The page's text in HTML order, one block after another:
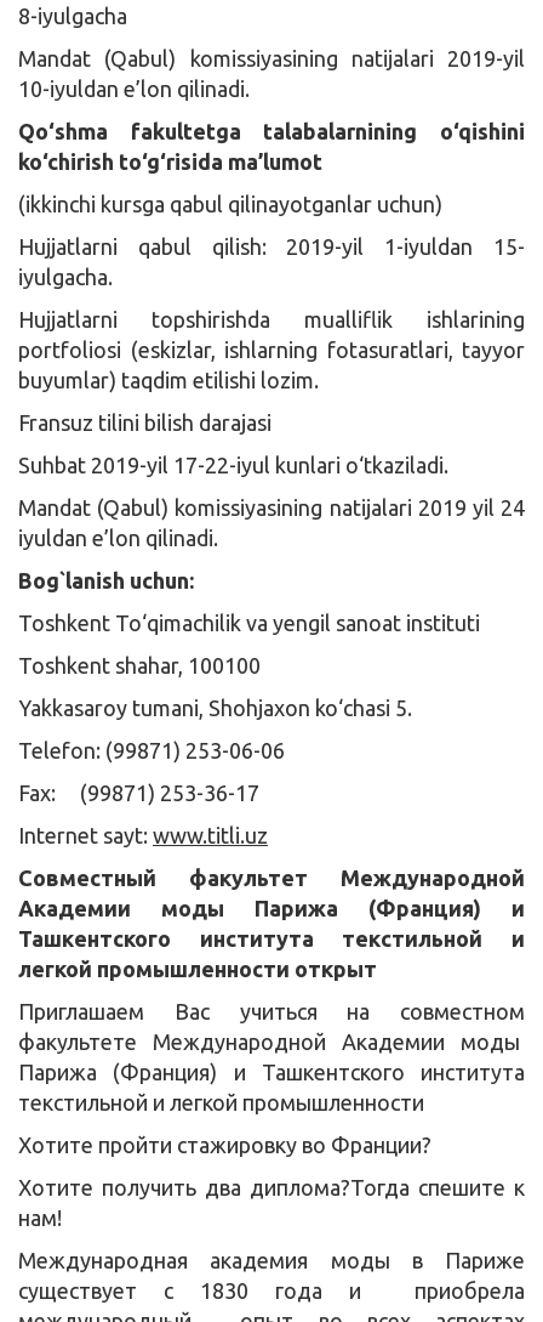
8-iyulgacha
Mandat (Qabul) komissiyasining natijalari 2019-yil
10-iyuldan e’lon qilinadi.
Qo‘shma fakultetga talabalarnining o‘qishini
ko‘chirish to‘g‘risida ma’lumot
(ikkinchi kursga qabul qilinayotganlar uchun)
Hujjatlarni qabul qilish: 2019-yil 1-iyuldan 15-
iyulgacha.
Hujjatlarni topshirishda mualliflik ishlarining
portfoliosi (eskizlar, ishlarning fotasuratlari, tayyor
buyumlar) taqdim etilishi lozim.
Fransuz tilini bilish darajasi
Suhbat 2019-yil 17-22-iyul kunlari o‘tkaziladi.
Mandat (Qabul) komissiyasining natijalari 2019 yil 24
iyuldan e’lon qilinadi.
Bog`lanish uchun:
Toshkent To‘qimachilik va yengil sanoat instituti
Toshkent shahar, 100100
Yakkasaroy tumani, Shohjaxon ko‘chasi 5.
Telefon: (99871) 253-06-06
Fax: (99871) 253-36-17
Internet sayt: www.titli.uz
Совместный факультет Международной
Академии моды Парижа (Франция) и
Ташкентского института текстильной и
легкой промышленности открыт
Приглашаем Вас учиться на совместном
факультете Международной Академии моды
Парижа (Франция) и Ташкентского института
текстильной и легкой промышленности
Хотите пройти стажировку во Франции?
Хотите получить два диплома?Тогда спешите к
нам!
Международная академия моды в Париже
существует с 1830 года и приобрела